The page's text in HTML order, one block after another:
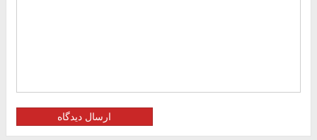
ارسال دیدگاه